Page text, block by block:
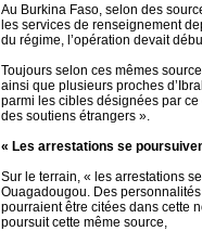
Au Burkina Faso, selon des
les services de renseignement
du régime, l’opération devait
Toujours selon ces mêmes
ainsi que plusieurs proches
parmi les cibles désignées par
des soutiens étrangers ».
« Les arrestations se
Sur le terrain, « les arrestations
Ouagadougou. Des
pourraient être citées dans cette
poursuit cette même source,